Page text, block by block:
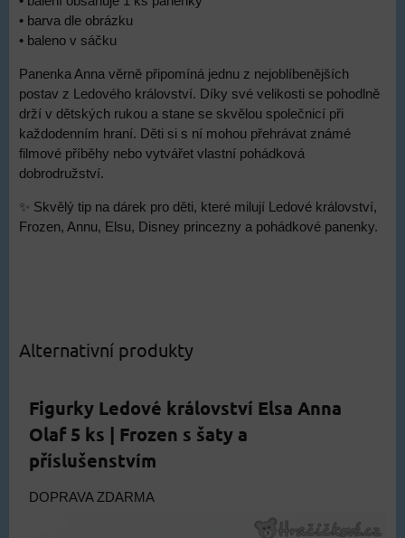
• barva dle obrázku
• baleno v sáčku
Panenka Anna věrně připomíná jednu z nejoblíbenějších
postav z Ledového království. Díky své velikosti se pohodlně
drží v dětských rukou a stane se skvělou společnicí při
každodenním hraní. Děti si s ní mohou přehrávat známé
filmové příběhy nebo vytvářet vlastní pohádková
dobrodružství.
✨ Skvělý tip na dárek pro děti, které milují Ledové království,
Frozen, Annu, Elsu, Disney princezny a pohádkové panenky.
Alternativní produkty
Figurky Ledové království Elsa Anna
Olaf 5 ks | Frozen s šaty a
příslušenstvím
DOPRAVA ZDARMA